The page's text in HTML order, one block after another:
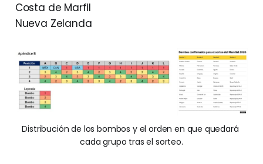
Costa de Marfil
Nueva Zelanda
Distribución de los bombos y el orden en que quedará
cada grupo tras el sorteo.